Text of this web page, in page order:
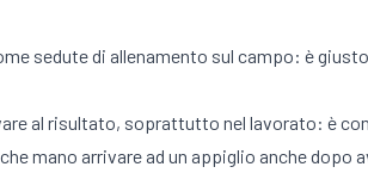
sedute di allenamento sul campo: è
al risultato, soprattutto nel lavorato: è
mano arrivare ad un appiglio anche